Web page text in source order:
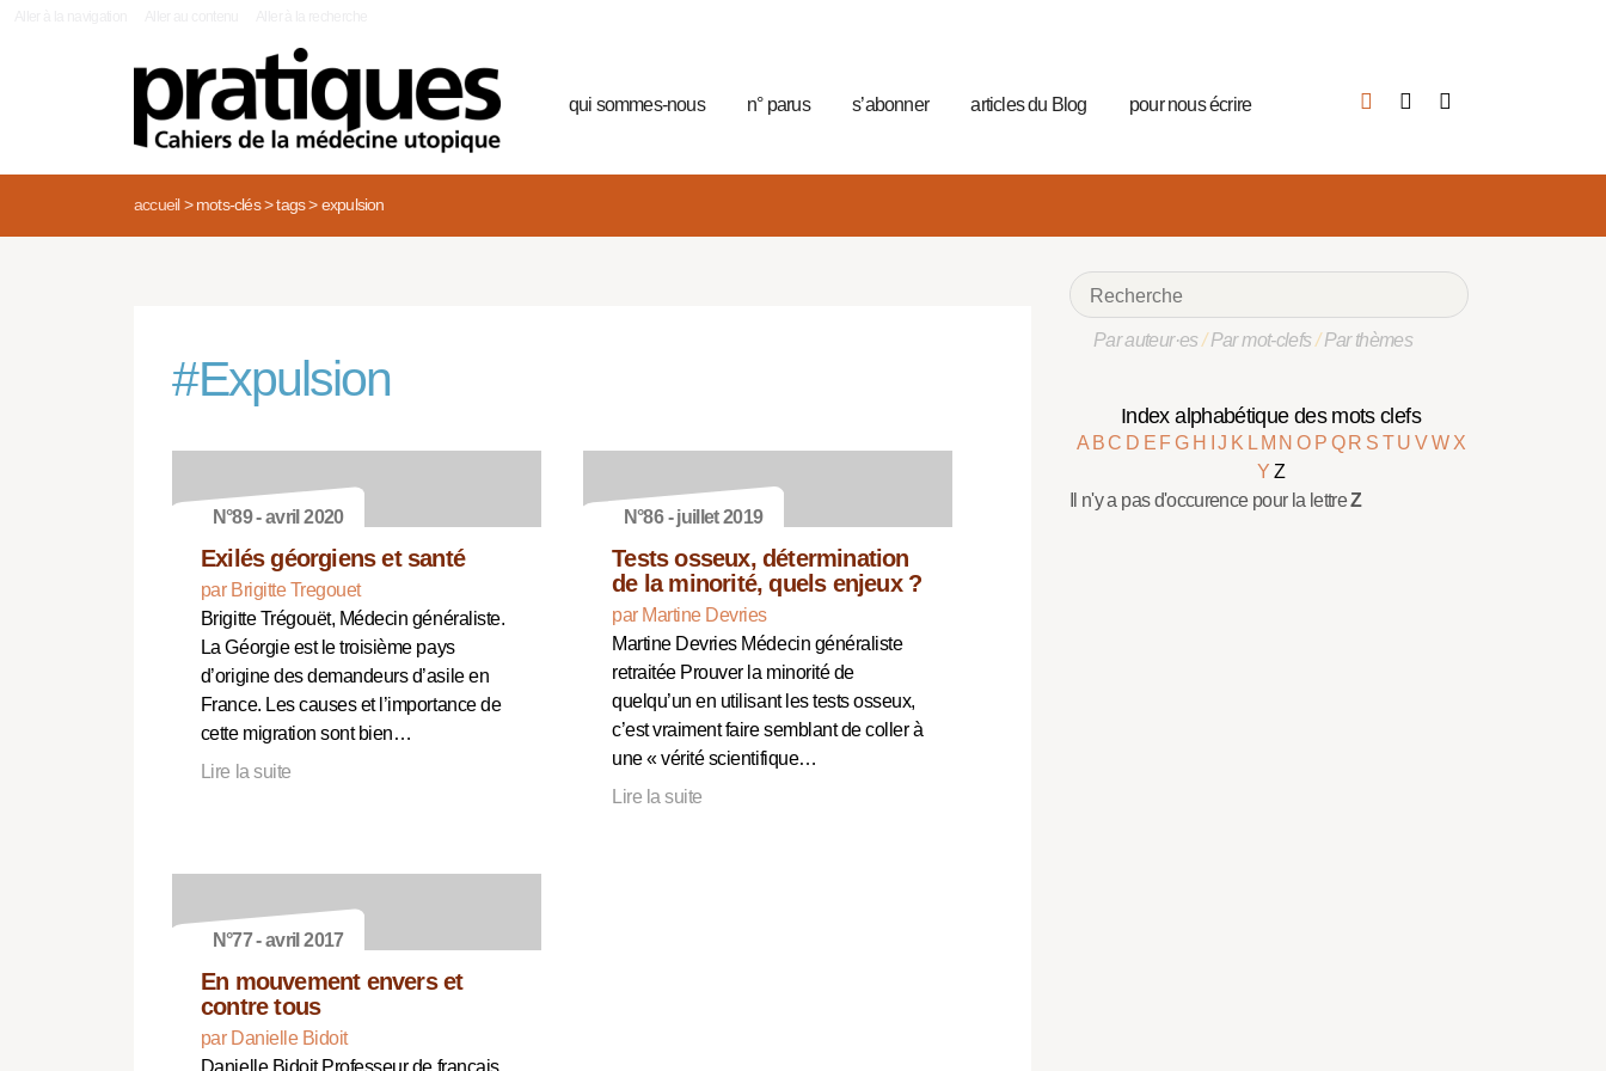
qui sommes-nous n° parus s’abonner articles du Blog pour nous écrire
accueil> mots-clés> tags> expulsion
#Expulsion
N°89 - avril 2020
Exilés géorgiens et santé
par Brigitte Tregouet
Brigitte Trégouët, Médecin généraliste.
La Géorgie est le troisième pays
d’origine des demandeurs d’asile en
France. Les causes et l’importance de
cette migration sont bien…
Lire la suite
N°86 - juillet 2019
Tests osseux, détermination
de la minorité, quels enjeux ?
par Martine Devries
Martine Devries Médecin généraliste
retraitée Prouver la minorité de
quelqu’un en utilisant les tests osseux,
c’est vraiment faire semblant de coller à
une « vérité scientifique…
Lire la suite
N°77 - avril 2017
En mouvement envers et
contre tous
par Danielle Bidoit
Danielle Bidoit Professeur de français
Par auteur·es/Par mot-clefs/Par thèmes
Index alphabétique des mots clefs
A BC D E FG H IJ K L M NO P Q R S TUVW X
Y Z
Il n'y a pas d'occurence pour la lettreZ